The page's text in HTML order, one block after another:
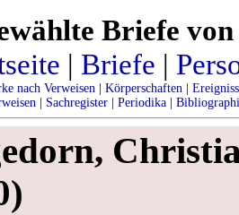
Briefe
| Briefe |
nach Verweisen | Körperschaften |
| Sachregister | Periodika |